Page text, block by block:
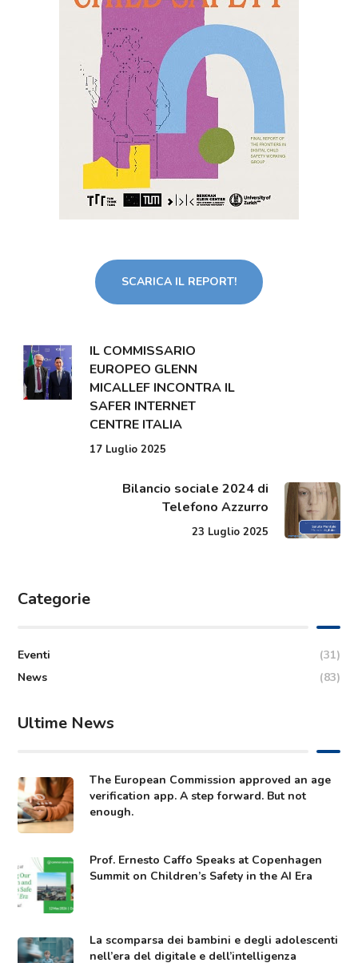
SCARICA IL REPORT!
IL COMMISSARIO
EUROPEO GLENN
MICALLEF INCONTRA IL
SAFER INTERNET
CENTRE ITALIA
17 Luglio 2025
Bilancio sociale 2024 di
Telefono Azzurro
23 Luglio 2025
Categorie
Eventi
(31)
News
(83)
Ultime News
The European Commission approved an age
verification app. A step forward. But not
enough.
Prof. Ernesto Caffo Speaks at Copenhagen
Summit on Children’s Safety in the AI Era
La scomparsa dei bambini e degli adolescenti
nell’era del digitale e dell’intelligenza